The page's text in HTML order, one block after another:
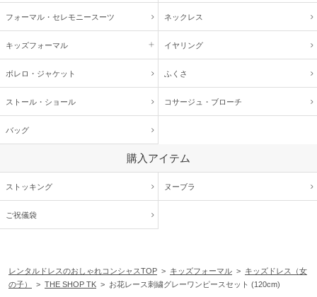
何度も着ては脱いでを繰り返していました。
【一緒に注文した商品】
サイズ感がちょうどいい
体型 :華奢
使用時期 :4月
使用地域 :北海道
フォーマル・ セレモニースーツ ネックレス
キッズフォーマル イヤリング
ボレロ・ジャケット ふくさ
ストール・ショール コサージュ・ ブローチ
バッグ
購入アイテム
ストッキング ヌーブラ
ご祝儀袋
レンタルドレスのおしゃれコンシャスTOP > キッズフォーマル > キッズドレス（女
の子）
> THE SHOP TK > お花レース刺繍グレーワンピースセット (120cm)